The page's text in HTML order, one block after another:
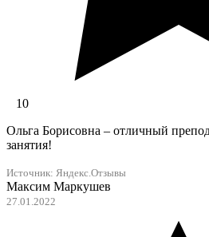
10
Ольга Борисовна – отличный
занятия!
Источник: Яндекс.Отзывы
Максим Маркушев
27.01.2022